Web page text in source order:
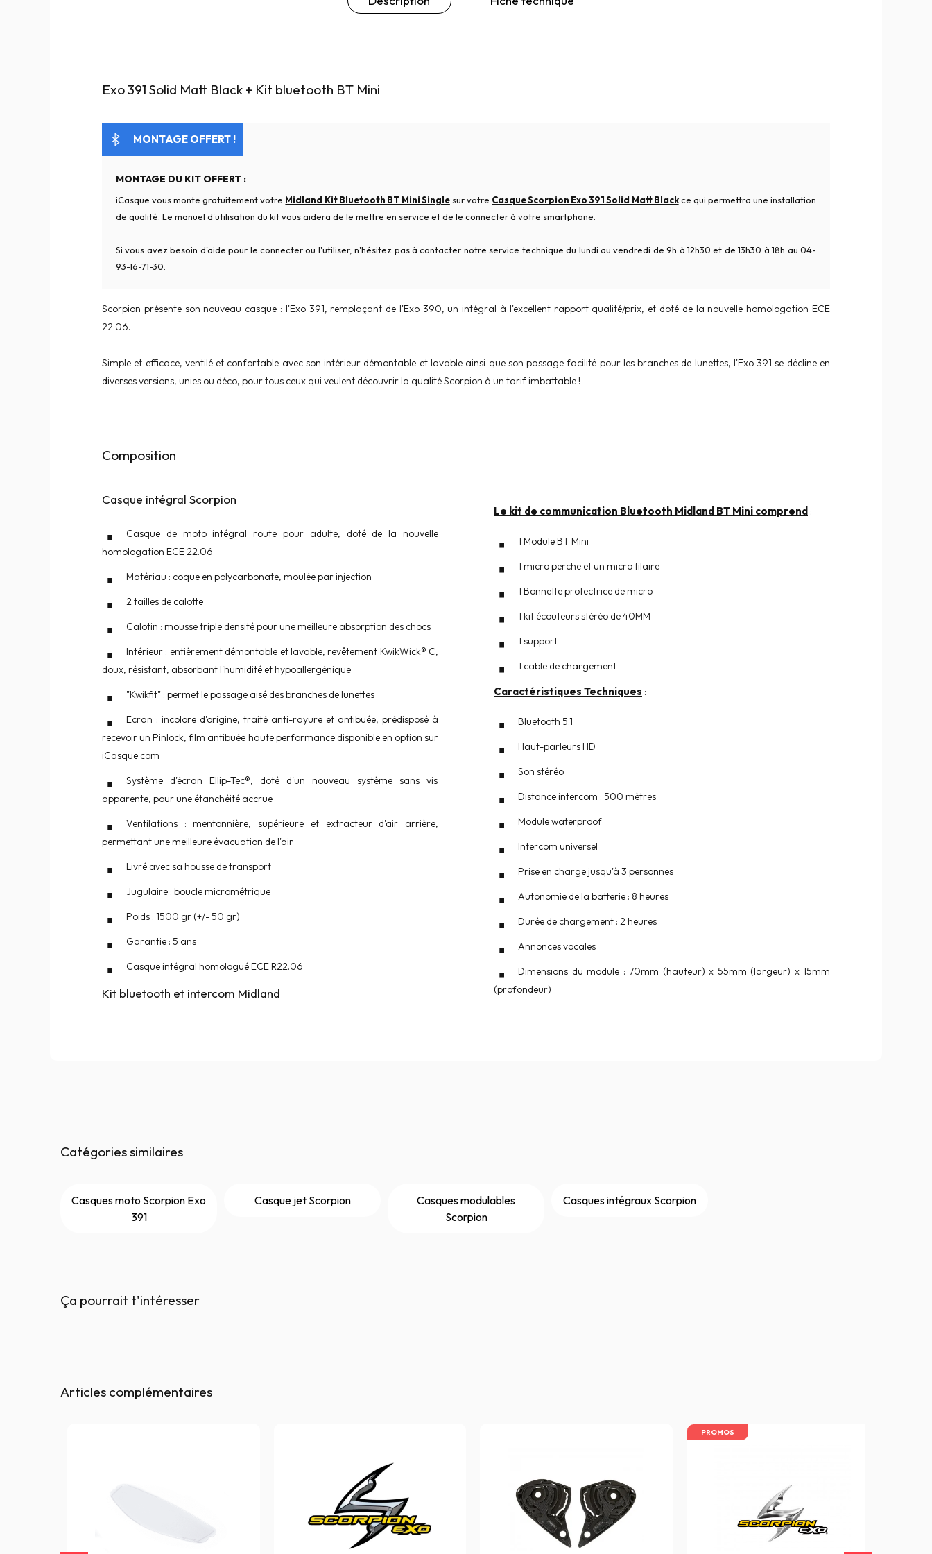
Exo 391 Solid Matt Black + Kit bluetooth BT Mini
MONTAGE OFFERT !
MONTAGE DU KIT OFFERT :
iCasque vous monte gratuitement votre Midland Kit Bluetooth BT Mini Singlesur votre Casque Scorpion Exo 391 Solid Matt Blackce qui permettra une installation
de qualité. Le manuel d'utilisation du kit vous aidera de le mettre en service et de le connecter à votre smartphone.
Si vous avez besoin d'aide pour le connecter ou l'utiliser, n'hésitez pas à contacter notre service technique du lundi au vendredi de 9h à 12h30 et de 13h30 à 18h au 04-
93-16-71-30.
Scorpion présente son nouveau casque : l'Exo 391, remplaçant de l'Exo 390, un intégral à l'excellent rapport qualité/prix, et doté de la nouvelle homologation ECE
22.06.
Simple et efficace, ventilé et confortable avec son intérieur démontable et lavable ainsi que son passage facilité pour les branches de lunettes, l'Exo 391 se décline en
diverses versions, unies ou déco, pour tous ceux qui veulent découvrir la qualité Scorpion à un tarif imbattable !
Composition
Casque intégral Scorpion
Casque de moto intégral route pour adulte, doté de la nouvelle
homologation ECE 22.06
Matériau : coque en polycarbonate, moulée par injection
2 tailles de calotte
Calotin : mousse triple densité pour une meilleure absorption des chocs
Intérieur : entièrement démontable et lavable, revêtement KwikWick® C,
doux, résistant, absorbant l'humidité et hypoallergénique
"Kwikfit" : permet le passage aisé des branches de lunettes
Ecran : incolore d'origine, traité anti-rayure et antibuée, prédisposé à
recevoir un Pinlock, film antibuée haute performance disponible en option sur
iCasque.com
Système d'écran Ellip-Tec®, doté d'un nouveau système sans vis
apparente, pour une étanchéité accrue
Ventilations : mentonnière, supérieure et extracteur d'air arrière,
permettant une meilleure évacuation de l'air
Livré avec sa housse de transport
Jugulaire : boucle micrométrique
Poids : 1500 gr (+/- 50 gr)
Garantie : 5 ans
Casque intégral homologué ECE R22.06
Kit bluetooth et intercom Midland
Le kit de communication Bluetooth Midland BT Mini comprend :
1 Module BT Mini
1 micro perche et un micro filaire
1 Bonnette protectrice de micro
1 kit écouteurs stéréo de 40MM
1 support
1 cable de chargement
Caractéristiques Techniques :
Bluetooth 5.1
Haut-parleurs HD
Son stéréo
Distance intercom : 500 mètres
Module waterproof
Intercom universel
Prise en charge jusqu'à 3 personnes
Autonomie de la batterie : 8 heures
Durée de chargement : 2 heures
Annonces vocales
Dimensions du module : 70mm (hauteur) x 55mm (largeur) x 15mm
(profondeur)
Catégories similaires
Casques moto Scorpion Exo
391
Casque jet Scorpion
Casques modulables
Scorpion
Casques intégraux Scorpion
Ça pourrait t'intéresser
Articles complémentaires
PROMOS